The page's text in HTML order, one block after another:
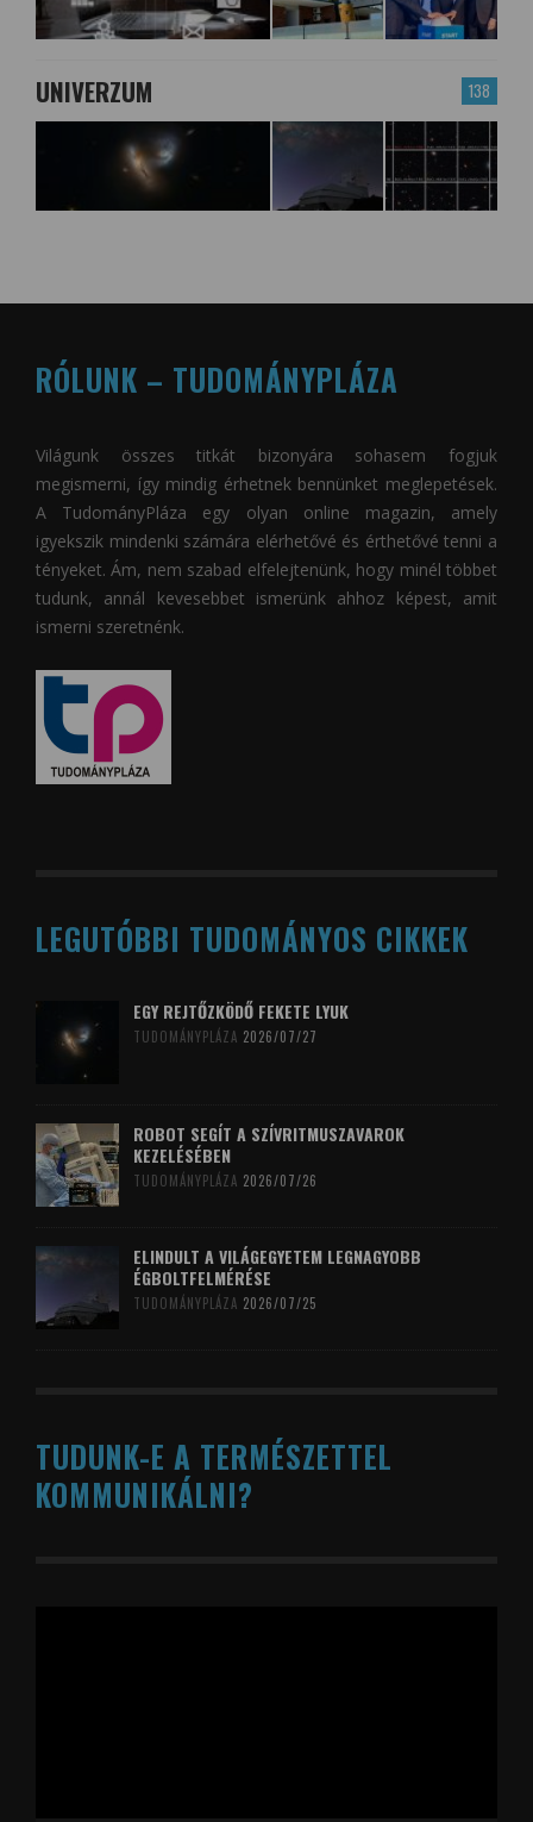
138
UNIVERZUM
RÓLUNK – TUDOMÁNYPLÁZA
Világunk összes titkát bizonyára sohasem fogjuk
megismerni, így mindig érhetnek bennünket meglepetések.
A TudományPláza egy olyan online magazin, amely
igyekszik mindenki számára elérhetővé és érthetővé tenni a
tényeket. Ám, nem szabad elfelejtenünk, hogy minél többet
tudunk, annál kevesebbet ismerünk ahhoz képest, amit
ismerni szeretnénk.
LEGUTÓBBI TUDOMÁNYOS CIKKEK
EGY REJTŐZKÖDŐ FEKETE LYUK
TUDOMÁNYPLÁZA 2026/07/27
ROBOT SEGÍT A SZÍVRITMUSZAVAROK
KEZELÉSÉBEN
TUDOMÁNYPLÁZA 2026/07/26
ELINDULT A VILÁGEGYETEM LEGNAGYOBB
ÉGBOLTFELMÉRÉSE
TUDOMÁNYPLÁZA 2026/07/25
TUDUNK-E A TERMÉSZETTEL
KOMMUNIKÁLNI?